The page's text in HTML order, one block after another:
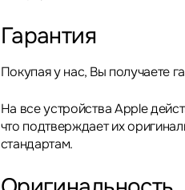
Гарантия
Покупая у нас, Вы получаете
На все устройства Apple
что подтверждает их
стандартам.